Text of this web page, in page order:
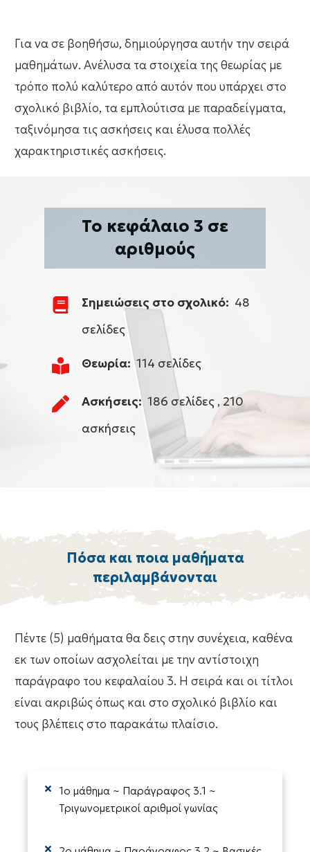
Για να σε βοηθήσω, δημιούργησα αυτήν την σειρά
μαθημάτων. Ανέλυσα τα στοιχεία της θεωρίας με
τρόπο πολύ καλύτερο από αυτόν που υπάρχει στο
σχολικό βιβλίο, τα εμπλούτισα με παραδείγματα,
ταξινόμησα τις ασκήσεις και έλυσα πολλές
χαρακτηριστικές ασκήσεις.
Το κεφάλαιο 3 σε
αριθμούς
Σημειώσεις στο σχολικό: 48
σελίδες
Θεωρία: 114 σελίδες
Ασκήσεις:186 σελίδες , 210
ασκήσεις
Πόσα και ποια μαθήματα
περιλαμβάνονται
Πέντε (5) μαθήματα θα δεις στην συνέχεια, καθένα
εκ των οποίων ασχολείται με την αντίστοιχη
παράγραφο του κεφαλαίου 3. Η σειρά και οι τίτλοι
είναι ακριβώς όπως και στο σχολικό βιβλίο και
τους βλέπεις στο παρακάτω πλαίσιο.
1ο μάθημα ~ Παράγραφος 3.1 ~
Τριγωνομετρικοί αριθμοί γωνίας